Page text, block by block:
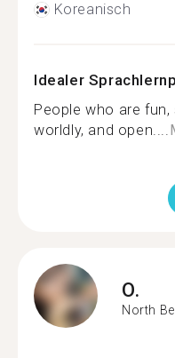
Koreanisch
Idealer
People who are
worldly, and open....
O.
North